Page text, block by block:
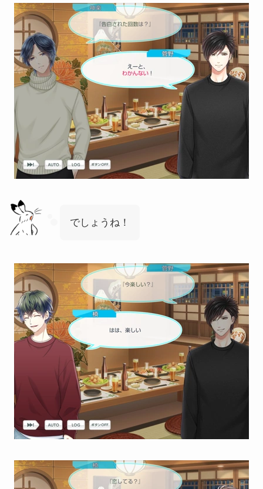
でしょうね！